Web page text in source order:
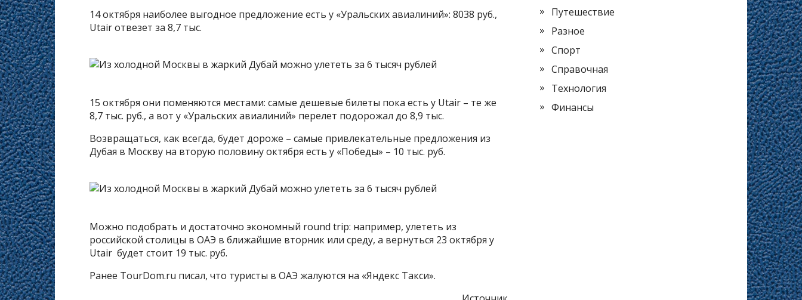
14 октября наиболее выгодное предложение есть у «Уральских авиалиний»: 8038 руб.,
Utair отвезет за 8,7 тыс.
15 октября они поменяются местами: самые дешевые билеты пока есть у Utair – те же
8,7 тыс. руб., а вот у «Уральских авиалиний» перелет подорожал до 8,9 тыс.
Возвращаться, как всегда, будет дороже – самые привлекательные предложения из
Дубая в Москву на вторую половину октября есть у «Победы» – 10 тыс. руб.
Можно подобрать и достаточно экономный round trip: например, улететь из
российской столицы в ОАЭ в ближайшие вторник или среду, а вернуться 23 октября у
Utair будет стоит 19 тыс. руб.
Ранее TourDom.ru писал, что туристы в ОАЭ жалуются на «Яндекс Такси».
Путешествие
Разное
Спорт
Справочная
Технология
Финансы